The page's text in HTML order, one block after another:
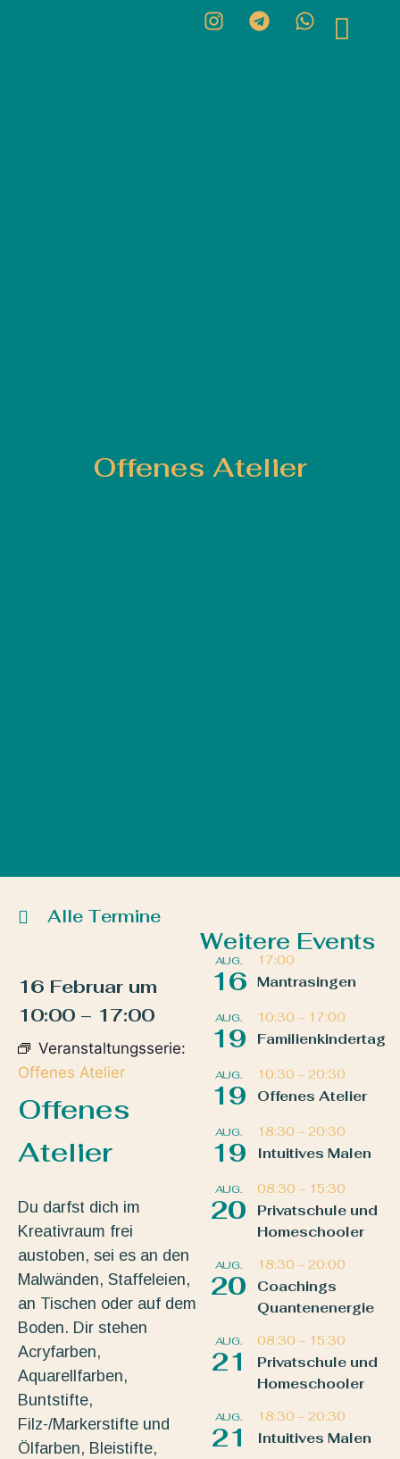
Offenes Atelier
Alle Termine
16 Februar um
10:00 – 17:00
Veranstaltungsserie:
Offenes Atelier
Offenes
Atelier
Du darfst dich im
Kreativraum frei
austoben, sei es an den
Malwänden, Staffeleien,
an Tischen oder auf dem
Boden. Dir stehen
Acryfarben,
Aquarellfarben,
Buntstifte,
Filz-/Markerstifte und
Ölfarben, Bleistifte,
Weitere Events
AUG.
16
17:00
Mantrasingen
AUG.
19
10:30 – 17:00
Familienkindertag
AUG.
19
10:30 – 20:30
Offenes Atelier
AUG.
19
18:30 – 20:30
Intuitives Malen
AUG.
20
08:30 – 15:30
Privatschule und
Homeschooler
AUG.
20
18:30 – 20:00
Coachings
Quantenenergie
AUG.
21
08:30 – 15:30
Privatschule und
Homeschooler
AUG.
21
18:30 – 20:30
Intuitives Malen